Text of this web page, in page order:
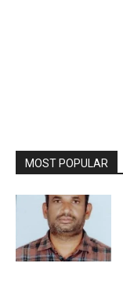
MOST POPULAR